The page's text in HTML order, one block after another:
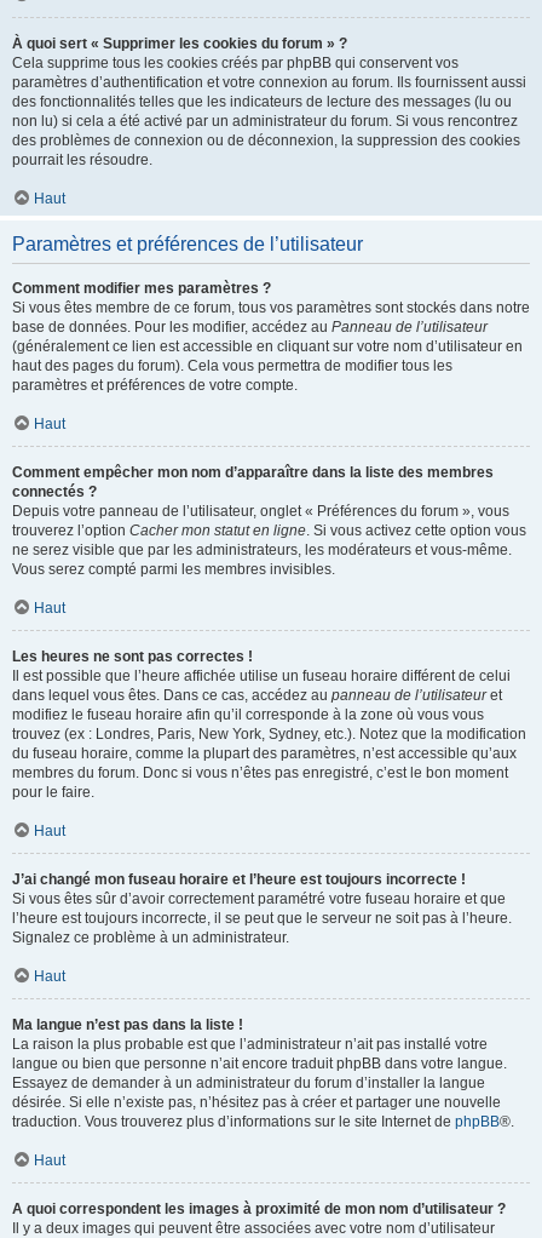
À quoi sert « Supprimer les cookies du forum » ?
Cela supprime tous les cookies créés par phpBB qui conservent vos
paramètres d’authentification et votre connexion au forum. Ils fournissent aussi
des fonctionnalités telles que les indicateurs de lecture des messages (lu ou
non lu) si cela a été activé par un administrateur du forum. Si vous rencontrez
des problèmes de connexion ou de déconnexion, la suppression des cookies
pourrait les résoudre.
Haut
Paramètres et préférences de l’utilisateur
Comment modifier mes paramètres ?
Si vous êtes membre de ce forum, tous vos paramètres sont stockés dans notre
base de données. Pour les modifier, accédez au Panneau de l’utilisateur
(généralement ce lien est accessible en cliquant sur votre nom d’utilisateur en
haut des pages du forum). Cela vous permettra de modifier tous les
paramètres et préférences de votre compte.
Haut
Comment empêcher mon nom d’apparaître dans la liste des membres
connectés ?
Depuis votre panneau de l’utilisateur, onglet « Préférences du forum », vous
trouverez l’option Cacher mon statut en ligne. Si vous activez cette option vous
ne serez visible que par les administrateurs, les modérateurs et vous-même.
Vous serez compté parmi les membres invisibles.
Haut
Les heures ne sont pas correctes !
Il est possible que l’heure affichée utilise un fuseau horaire différent de celui
dans lequel vous êtes. Dans ce cas, accédez au panneau de l’utilisateuret
modifiez le fuseau horaire afin qu’il corresponde à la zone où vous vous
trouvez (ex : Londres, Paris, New York, Sydney, etc.). Notez que la modification
du fuseau horaire, comme la plupart des paramètres, n’est accessible qu’aux
membres du forum. Donc si vous n’êtes pas enregistré, c’est le bon moment
pour le faire.
Haut
J’ai changé mon fuseau horaire et l’heure est toujours incorrecte !
Si vous êtes sûr d’avoir correctement paramétré votre fuseau horaire et que
l’heure est toujours incorrecte, il se peut que le serveur ne soit pas à l’heure.
Signalez ce problème à un administrateur.
Haut
Ma langue n’est pas dans la liste !
La raison la plus probable est que l’administrateur n’ait pas installé votre
langue ou bien que personne n’ait encore traduit phpBB dans votre langue.
Essayez de demander à un administrateur du forum d’installer la langue
désirée. Si elle n’existe pas, n’hésitez pas à créer et partager une nouvelle
traduction. Vous trouverez plus d’informations sur le site Internet de phpBB®.
Haut
A quoi correspondent les images à proximité de mon nom d’utilisateur ?
Il y a deux images qui peuvent être associées avec votre nom d’utilisateur